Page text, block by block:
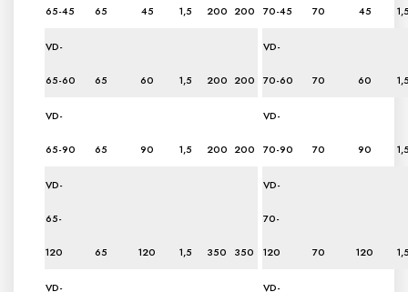
65-45 65 45 1,5 200 200 70-45 70 45
VD-
65-60 65 60 1,5 200 200
VD-
70-60 70 60
VD-
65-90 65 90 1,5 200 200
VD-
70-90 70 90
VD-
65-
120 65 120 1,5 350 350
VD-
70-
120 70 120
VD- VD-